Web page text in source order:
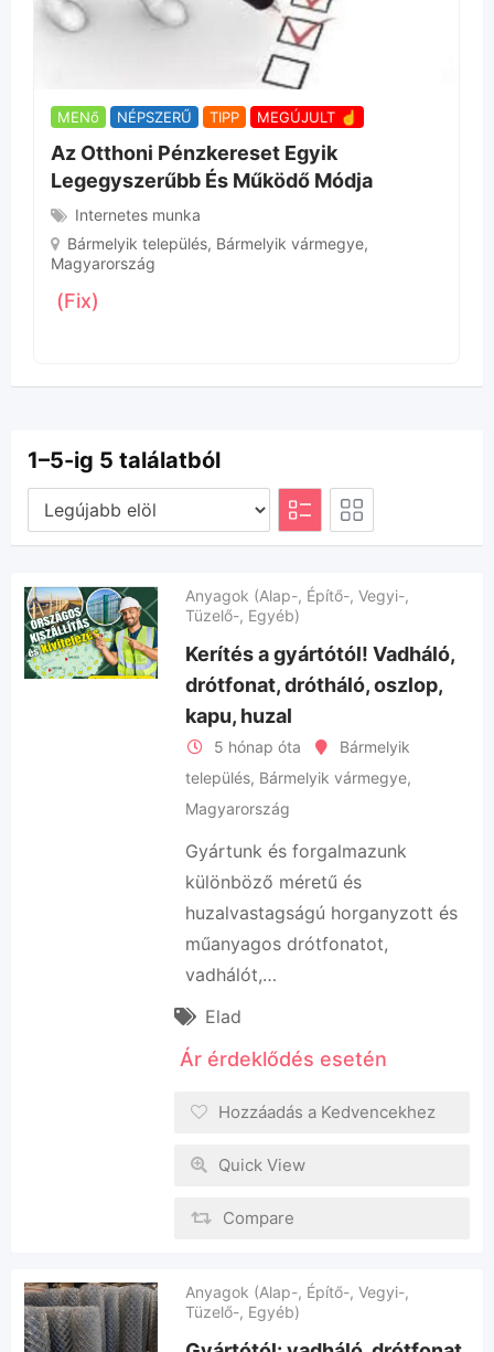
MENő NÉPSZERŰ TIPP MEGÚJULT ☝
Az Otthoni Pénzkereset Egyik
Legegyszerűbb És Működő Módja
Internetes munka
Bármelyik település, Bármelyik vármegye,
Magyarország
(Fix)
1–5-ig 5 találatból
Anyagok (Alap-, Építő-, Vegyi-,
Tüzelő-, Egyéb)
Kerítés a gyártótól! Vadháló,
drótfonat, drótháló, oszlop,
kapu, huzal
5 hónap óta
Bármelyik
település, Bármelyik vármegye,
Magyarország
Gyártunk és forgalmazunk
különböző méretű és
huzalvastagságú horganyzott és
műanyagos drótfonatot,
vadhálót,…
Elad
Ár érdeklődés esetén
Hozzáadás a Kedvencekhez
Quick View
Compare
Anyagok (Alap-, Építő-, Vegyi-,
Tüzelő-, Egyéb)